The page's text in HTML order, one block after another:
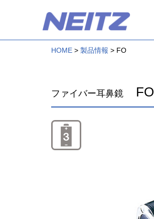
HOME 製品情報 FO
ファイバー耳鼻鏡 FO